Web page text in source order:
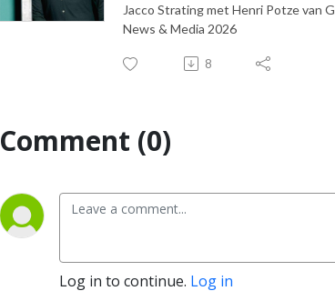
Jacco Strating met Henri Potze van
News & Media 2026
8
Comment (0)
Log in to continue. Log in